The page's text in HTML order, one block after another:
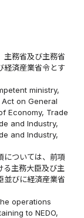
主務省及び主務省
経済産業省令とす
ministry,
on General
Economy, Trade
and Industry,
and Industry,
については、前項
る主務大臣及び主
並びに経済産業省
operations
to NEDO,